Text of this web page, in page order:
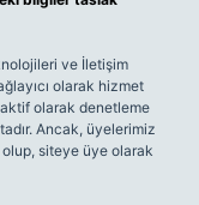
ve İletişim
olarak hizmet
olarak denetleme
Ancak, üyelerimiz
siteye üye olarak